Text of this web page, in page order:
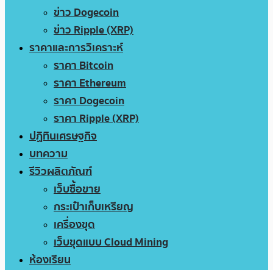
ข่าว Dogecoin
ข่าว Ripple (XRP)
ราคาและการวิเคราะห์
ราคา Bitcoin
ราคา Ethereum
ราคา Dogecoin
ราคา Ripple (XRP)
ปฏิทินเศรษฐกิจ
บทความ
รีวิวผลิตภัณฑ์
เว็บซื้อขาย
กระเป๋าเก็บเหรียญ
เครื่องขุด
เว็บขุดแบบ Cloud Mining
ห้องเรียน